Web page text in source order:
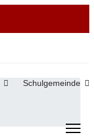
Schulgemeinde